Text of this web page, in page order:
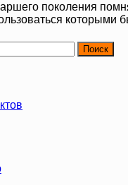
поколения
которыми